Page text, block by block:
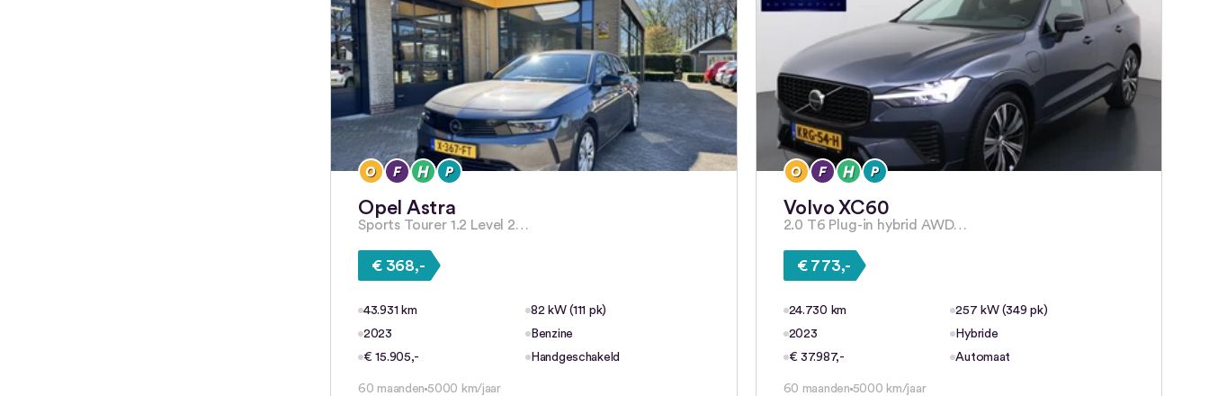
Opel Astra
Sports Tourer 1.2 Level 2…
€ 368,-
43.931 km
82 kW (111 pk)
2023
Benzine
€ 15.905,-
Handgeschakeld
60 maanden 5000 km/jaar
Volvo XC60
2.0 T6 Plug-in hybrid AWD…
€ 773,-
24.730 km
257 kW (349 pk)
2023
Hybride
€ 37.987,-
Automaat
60 maanden 5000 km/jaar